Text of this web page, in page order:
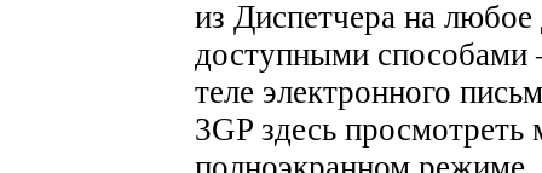
из Диспетчера на любое
доступными способами
теле электронного
3GP здесь